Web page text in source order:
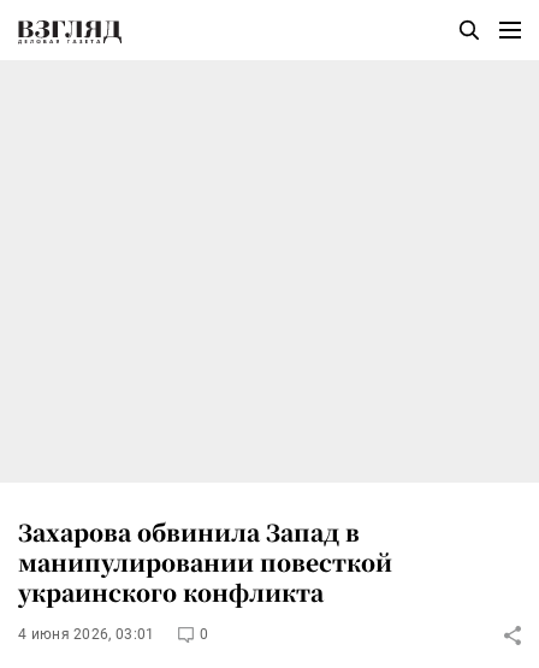
Захарова обвинила Запад в
манипулировании повесткой
украинского конфликта
4 июня 2026, 03:01 0